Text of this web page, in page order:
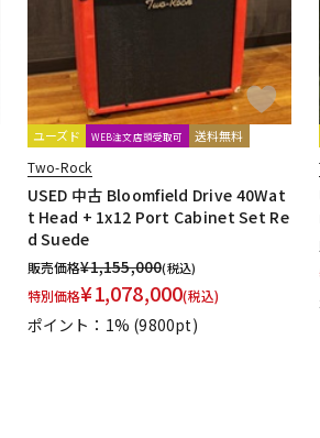
ユーズド WEB注文店頭受取可 送料無料
Two-Rock
USED 中古 Bloomfield Drive 40Wat
t Head + 1x12 Port Cabinet Set Re
d Suede
販売価格¥1,155,000(税込)
特別価格¥1,078,000(税込)
ポイント：1% (9800pt)